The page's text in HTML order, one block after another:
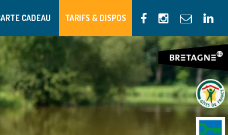
CADEAU TARIFS & DISPOS